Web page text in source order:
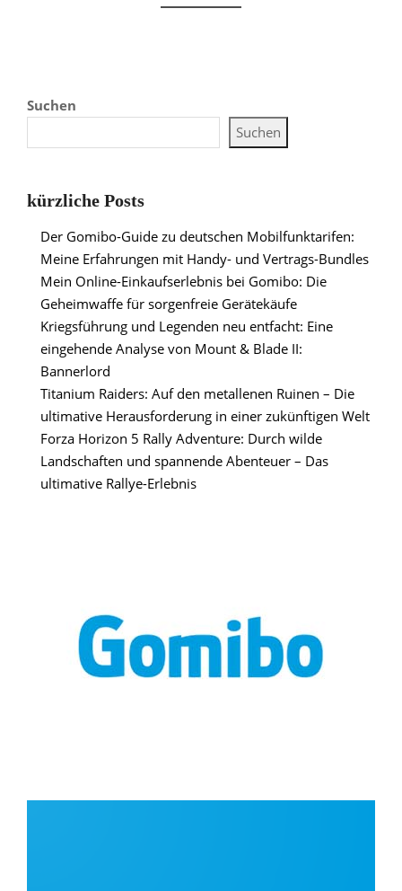
Suchen
Suchen
kürzliche Posts
Der Gomibo-Guide zu deutschen Mobilfunktarifen:
Meine Erfahrungen mit Handy- und Vertrags-Bundles
Mein Online-Einkaufserlebnis bei Gomibo: Die
Geheimwaffe für sorgenfreie Gerätekäufe
Kriegsführung und Legenden neu entfacht: Eine
eingehende Analyse von Mount & Blade II:
Bannerlord
Titanium Raiders: Auf den metallenen Ruinen – Die
ultimative Herausforderung in einer zukünftigen Welt
Forza Horizon 5 Rally Adventure: Durch wilde
Landschaften und spannende Abenteuer – Das
ultimative Rallye-Erlebnis